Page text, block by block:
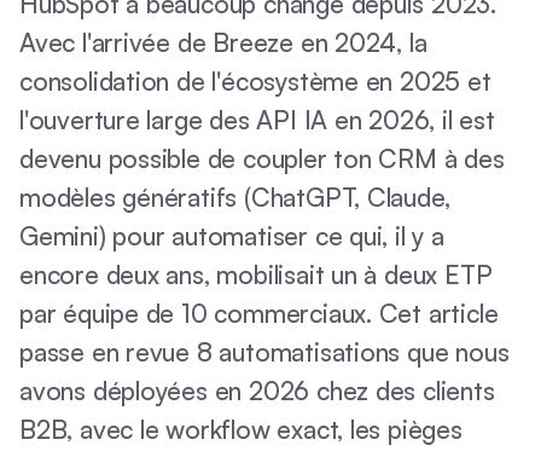
Avec l'arrivée de Breeze en 2024, la
consolidation de l'écosystème en 2025 et
l'ouverture large des API IA en 2026, il est
devenu possible de coupler ton CRM à des
modèles génératifs (ChatGPT, Claude,
Gemini) pour automatiser ce qui, il y a
encore deux ans, mobilisait un à deux ETP
par équipe de 10 commerciaux. Cet article
passe en revue 8 automatisations que nous
avons déployées en 2026 chez des clients
B2B, avec le workflow exact, les pièges